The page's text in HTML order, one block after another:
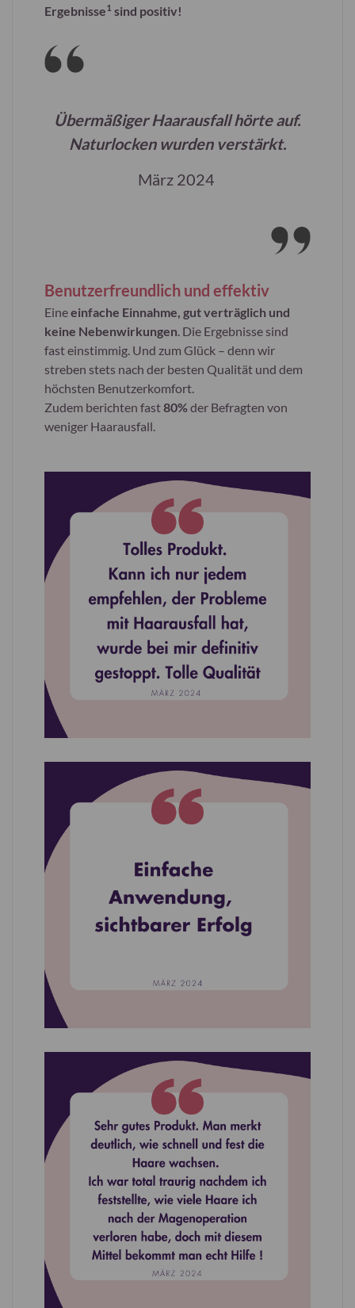
Ergebnisse1 sind positiv!
Übermäßiger Haarausfall hörte auf.
Naturlocken wurden verstärkt.
März 2024
Benutzerfreundlich und effektiv
Eineeinfache Einnahme, gut verträglich und
keine Nebenwirkungen. Die Ergebnisse sind
fast einstimmig. Und zum Glück – denn wir
streben stets nach der besten Qualität und dem
höchsten Benutzerkomfort.
Zudem berichten fast80%der Befragten von
weniger Haarausfall.